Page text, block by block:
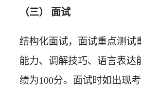
（三） 面试
结构化面试，面试重点测试
能力、调解技巧、语言表
绩为100分。面试时如出现